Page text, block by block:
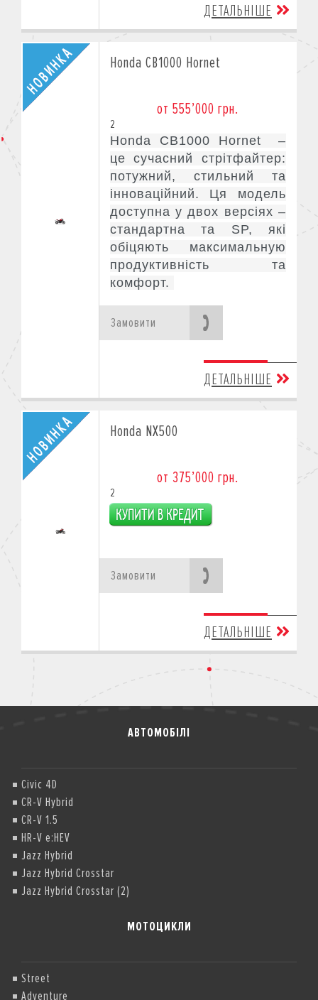
ДЕТАЛЬНІШЕ
Honda CB1000 Hornet
от 555’000 грн.
2
Honda CB1000 Hornet –
це сучасний стрітфайтер:
потужний, стильний та
інноваційний. Ця модель
доступна у двох версіях –
стандартна та SP, які
обіцяють максимальную
продуктивність та
комфорт.
Замовити
ДЕТАЛЬНІШЕ
Honda NX500
от 375’000 грн.
2
Замовити
ДЕТАЛЬНІШЕ
АВТОМОБІЛІ
Civic 4D
CR-V Hybrid
CR-V 1.5
HR-V e:HEV
Jazz Hybrid
Jazz Hybrid Crosstar
Jazz Hybrid Crosstar (2)
МОТОЦИКЛИ
Street
Adventure